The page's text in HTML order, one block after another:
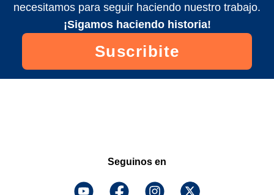
necesitamos para seguir haciendo nuestro trabajo.
¡Sigamos haciendo historia!
Suscribite
Seguinos en